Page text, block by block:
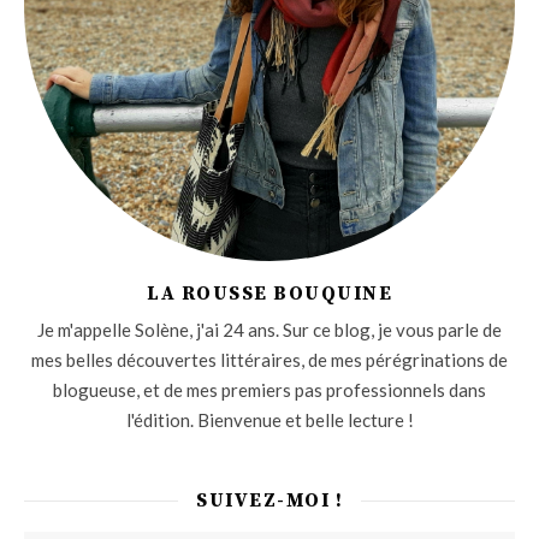
LA ROUSSE BOUQUINE
Je m'appelle Solène, j'ai 24 ans. Sur ce blog, je vous parle de
mes belles découvertes littéraires, de mes pérégrinations de
blogueuse, et de mes premiers pas professionnels dans
l'édition. Bienvenue et belle lecture !
SUIVEZ-MOI !